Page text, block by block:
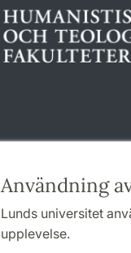
Användning
Lunds universitet
upplevelse.